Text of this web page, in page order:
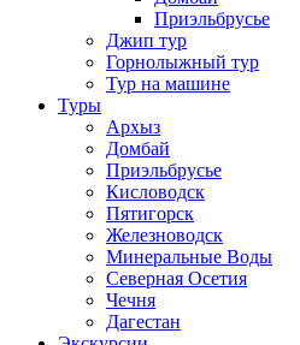
Приэльбрусье
Джип тур
Горнолыжный тур
Тур на машине
Туры
Архыз
Домбай
Приэльбрусье
Кисловодск
Пятигорск
Железноводск
Минеральные Воды
Северная Осетия
Чечня
Дагестан